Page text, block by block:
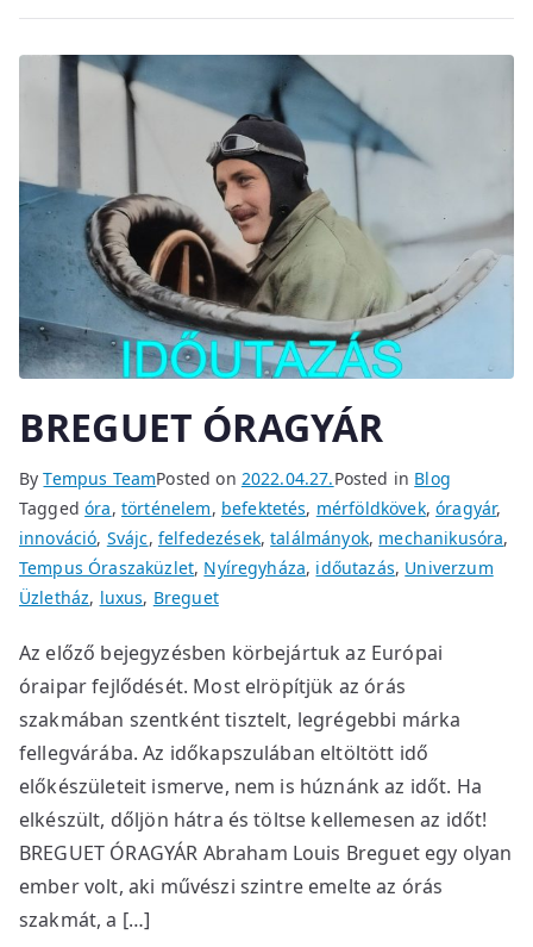
BREGUET ÓRAGYÁR
ByTempus TeamPosted on 2022.04.27.Posted in Blog
Taggedóra, történelem, befektetés, mérföldkövek,óragyár,
innováció, Svájc, felfedezések,találmányok, mechanikusóra,
Tempus Óraszaküzlet, Nyíregyháza, időutazás, Univerzum
Üzletház, luxus, Breguet
Az előző bejegyzésben körbejártuk az Európai
óraipar fejlődését. Most elröpítjük az órás
szakmában szentként tisztelt, legrégebbi márka
fellegvárába. Az időkapszulában eltöltött idő
előkészületeit ismerve, nem is húznánk az időt. Ha
elkészült, dőljön hátra és töltse kellemesen az időt!
BREGUET ÓRAGYÁR Abraham Louis Breguet egy olyan
ember volt, aki művészi szintre emelte az órás
szakmát, a […]